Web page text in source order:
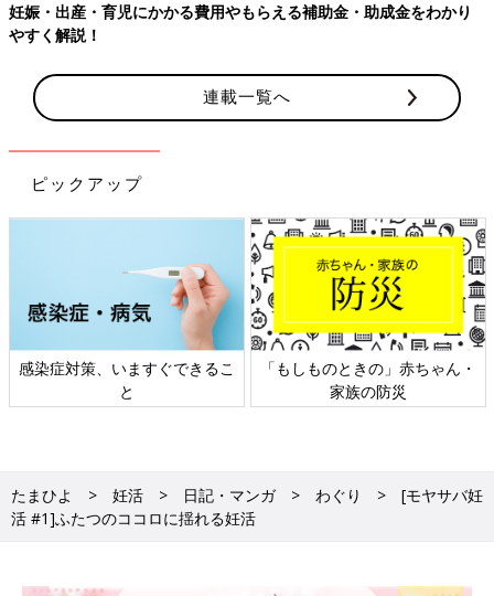
妊娠・出産・育児にかかる費用やもらえる補助金・助成金をわかり
やすく解説！
連載一覧へ
ピックアップ
感染症対策、いますぐできるこ
と
「もしものときの」赤ちゃん・
家族の防災
たまひよ 妊活 日記・マンガ わぐり
[モヤサバ妊
活 #1]ふたつのココロに揺れる妊活